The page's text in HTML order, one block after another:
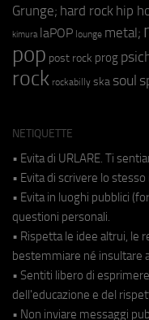
Grunge; hard rock hip
kimura laPOP lounge metal;
pop post rock prog
rock rockabilly ska soul
NETIQUETTE
• Evita di URLARE. Ti
• Evita di scrivere lo
• Evita in luoghi pubblici
questioni personali.
• Rispetta le idee altrui, le
bestemmiare né insultare
• Sentiti libero di
dell'educazione e del
• Non inviare messaggi